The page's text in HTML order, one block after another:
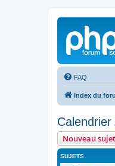
FAQ
Index du
Nouveau sujet
SUJETS